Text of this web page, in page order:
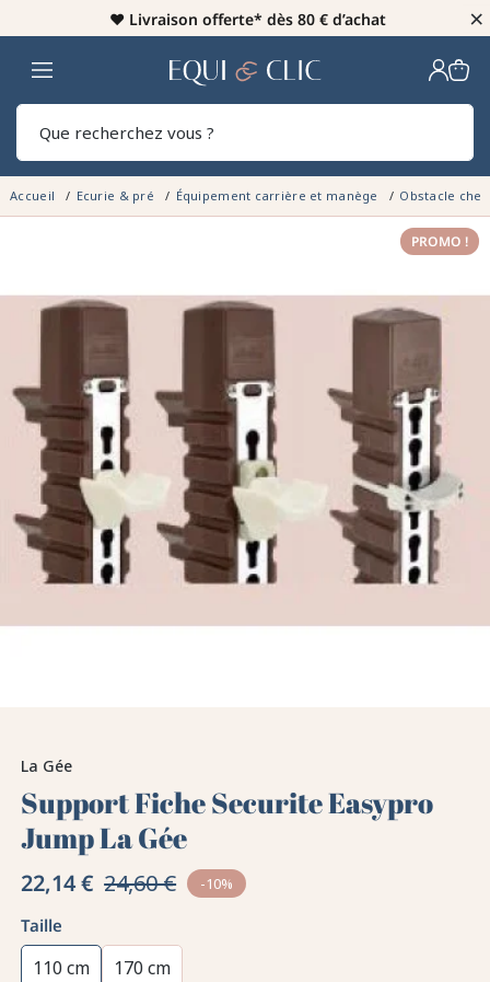
♥️ Livraison offerte* dès 80 € d’achat ×
Home
Accueil Ecurie & pré Équipement carrière et manège Obstacle
PROMO !
La Gée
Support Fiche Securite Easypro
Jump La Gée
22,14 € 24,60 € -10%
Taille
110 cm 170 cm